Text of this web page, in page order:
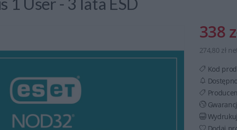
338
274,80 zł
Kod
Dodaj